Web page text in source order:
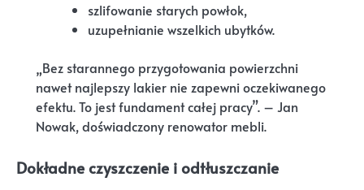
szlifowanie starych powłok,
uzupełnianie wszelkich ubytków.
„Bez starannego przygotowania powierzchni
nawet najlepszy lakier nie zapewni oczekiwanego
efektu. To jest fundament całej pracy”. – Jan
Nowak, doświadczony renowator mebli.
Dokładne czyszczenie i odtłuszczanie